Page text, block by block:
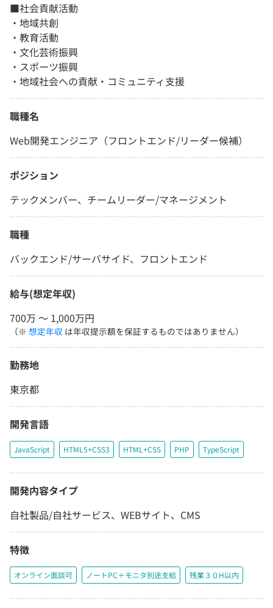
■社会貢献活動
・地域共創
・教育活動
・文化芸術振興
・スポーツ振興
・地域社会への貢献・コミュニティ支援
職種名
Web開発エンジニア（フロントエンド/リーダー候補）
ポジション
テックメンバー、チームリーダー/マネージメント
職種
バックエンド/サーバサイド、フロントエンド
給与(想定年収)
700万 〜 1,000万円
（※ 想定年収 は年収提示額を保証するものではありません）
勤務地
東京都
開発言語
JavaScript HTML5+CSS3 HTML+CSS PHP TypeScript
開発内容タイプ
自社製品/自社サービス、WEBサイト、CMS
特徴
オンライン面談可 ノートPC＋モニタ別途支給 残業３０H以内